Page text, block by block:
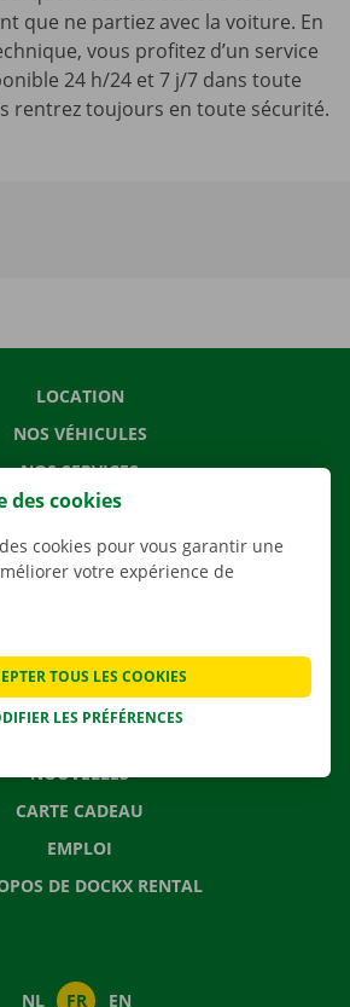
que ne partiez avec la voiture. En
vous profitez d’un service
24 h/24 et 7 j/7 dans toute
rentrez toujours en toute sécurité.
LOCATION
NOS VÉHICULES
NOS SERVICES
AGENCES
APPLI
DE DÉMÉNAGEMENT
CONTACTEZ NOUS
NOUVELLES
CARTE CADEAU
EMPLOI
DE DOCKX RENTAL
NL FR EN
des cookies
cookies pour vous garantir une
votre expérience de
LES PRÉFÉRENCES
TOUS LES COOKIES